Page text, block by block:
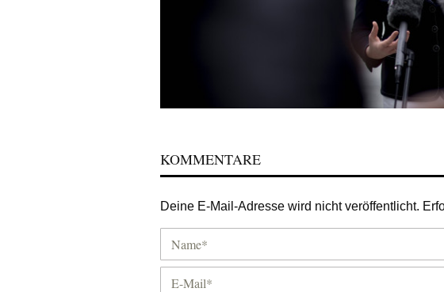
KOMMENTARE
Deine E-Mail-Adresse wird nicht veröffentlicht.